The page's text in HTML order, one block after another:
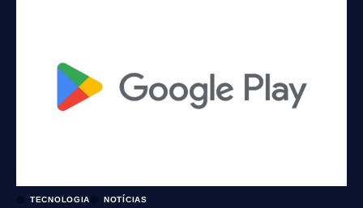
TECNOLOGIA NOTÍCIAS